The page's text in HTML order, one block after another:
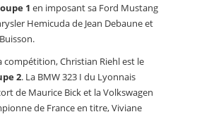
1 en imposant sa Ford Mustang
Hemicuda de Jean Debaune et
compétition, Christian Riehl est le
2. La BMW 323 I du Lyonnais
de Maurice Bick et la Volkswagen
de France en titre, Viviane